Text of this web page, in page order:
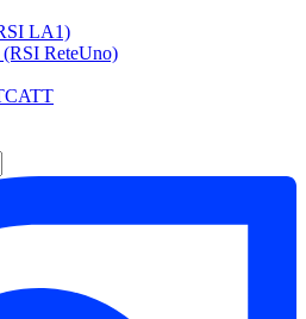
LA1)
(RSI ReteUno)